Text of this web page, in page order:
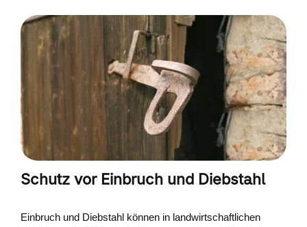
Schutz vor Einbruch und Diebstahl
Einbruch und Diebstahl können in landwirtschaftlichen